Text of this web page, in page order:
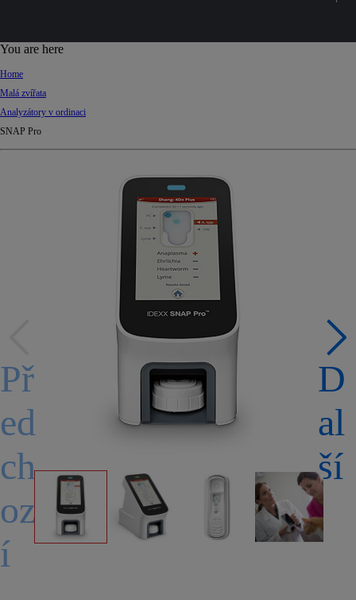
d
You are here
Home
Malá zvířata
Analyzátory v ordinaci
SNAP Pro
Př
ed
ch
oz
í
D
al
ší